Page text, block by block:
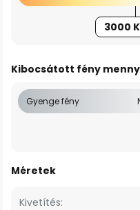
3000
Kibocsátott fény
Gyenge fény
Méretek
Kivetítés: